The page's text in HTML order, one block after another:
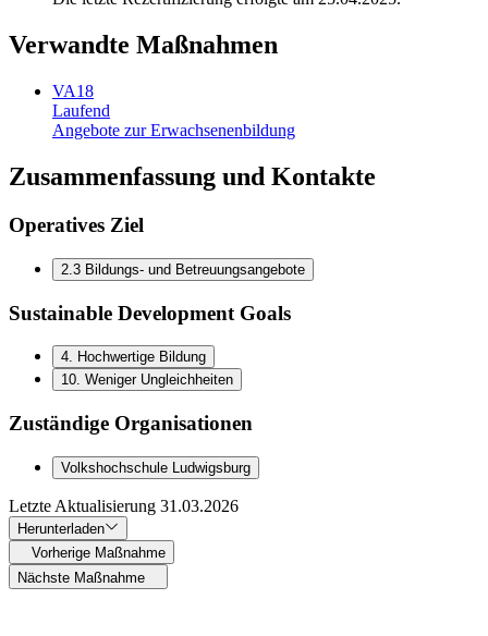
Verwandte Maßnahmen
VA18
Laufend
Angebote zur Erwachsenenbildung
Zusammenfassung und Kontakte
Operatives Ziel
2.3 Bildungs- und Betreuungsangebote
Sustainable Development Goals
4. Hochwertige Bildung
10. Weniger Ungleichheiten
Zuständige Organisationen
Volkshochschule Ludwigsburg
Letzte Aktualisierung 31.03.2026
Herunterladen
Vorherige Maßnahme
Nächste Maßnahme